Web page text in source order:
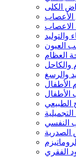
الكلى
الأعصاب
الاعصاب
والتوليد
العيون
العظام
والكاحل
والرسغ
الأطفال
الطبيعي
النفسي
الصدرية
الفقري